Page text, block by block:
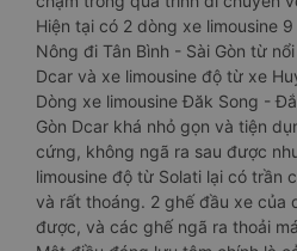
Hiện tại có 2 dòng xe limousine
Nông đi Tân Bình - Sài Gòn từ
Dcar và xe limousine độ từ xe
Dòng xe limousine Đăk Song -
Gòn Dcar khá nhỏ gọn và tiện
cứng, không ngã ra sau được
limousine độ từ Solati lại có trần
và rất thoáng. 2 ghế đầu xe của
được, và các ghế ngã ra thoải